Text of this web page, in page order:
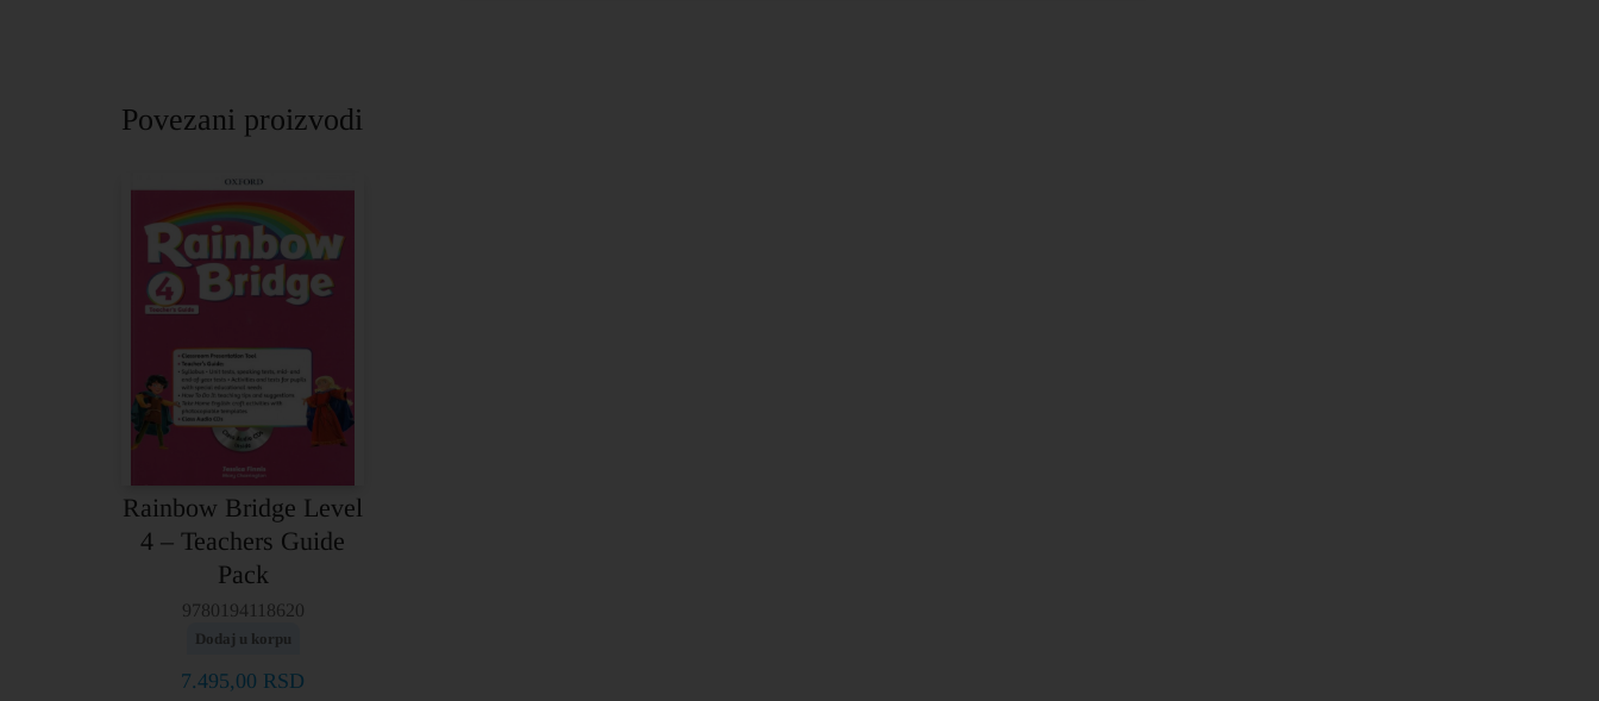
Povezani proizvodi
Rainbow Bridge Level
4 – Teachers Guide
Pack
9780194118620
Dodaj u korpu
7.495,00 RSD